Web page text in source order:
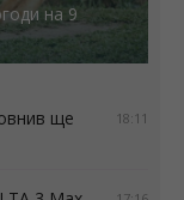
на 9
18:11
ще